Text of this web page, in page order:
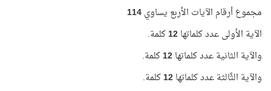
مجموع أرقام الآيات الأربع يساوي114
الآية الأولى عدد كلماتها12كلمة.
والآية الثانية عدد كلماتها12كلمة.
والآية الثَّالثة عدد كلماتها12كلمة.